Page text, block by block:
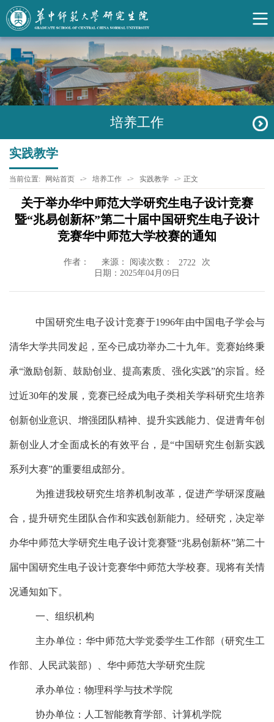
培养工作
实践教学
当前位置: 网站首页 -> 培养工作 -> 实践教学 -> 正文
关于举办华中师范大学研究生电子设计竞赛
暨“兆易创新杯”第二十届中国研究生电子设计
竞赛华中师范大学校赛的通知
作者： 来源： 阅读次数： 2722
次
日期：2025年04月09日
中国研究生电子设计竞赛于1996年由中国电子学会与
清华大学共同发起，至今已成功举办二十九年。竞赛始终秉
承“激励创新、鼓励创业、提高素质、强化实践”的宗旨。经
过近30年的发展，竞赛已经成为电子类相关学科研究生培养
创新创业意识、增强团队精神、提升实践能力、促进青年创
新创业人才全面成长的有效平台 ， 是“中国研究生创新实践
系列大赛”的重要组成部分。
为推进我校研究生培养机制改革 ， 促进产学研深度融
合 ，提升研究生团队合作和实践创新能力 。 经研究， 决定举
办华中师范大学研究生电子设计竞赛暨“兆易创新杯”第二十
届中国研究生电子设计竞赛华中师范大学校赛。现将有关情
况通知如下。
一、组织机构
主办单位：华中师范大学党委学生工作部 （研究生工
作部、人民武装部） 华中师范大学研究生院
承办单位：物理科学与技术学院
协办单位： 人工智能教育学部、计算机学院